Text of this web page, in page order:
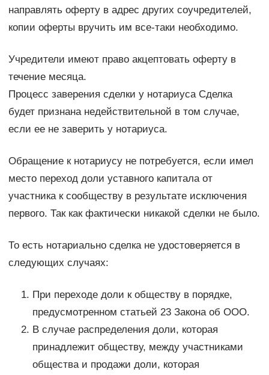
направлять оферту в адрес других соучредителей,
копии оферты вручить им все-таки необходимо.
Учредители имеют право акцептовать оферту в
течение месяца.
Процесс заверения сделки у нотариуса Сделка
будет признана недействительной в том случае,
если ее не заверить у нотариуса.
Обращение к нотариусу не потребуется, если имел
место переход доли уставного капитала от
участника к сообществу в результате исключения
первого. Так как фактически никакой сделки не было.
То есть нотариально сделка не удостоверяется в
следующих случаях:
При переходе доли к обществу в порядке,
предусмотренном статьей 23 Закона об ООО.
В случае распределения доли, которая
принадлежит обществу, между участниками
общества и продажи доли, которая